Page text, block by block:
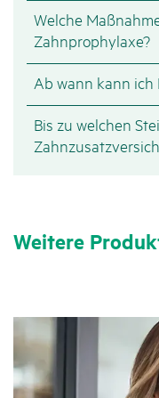
Welche
Zahnprophylaxe?
Ab wann kann
Bis zu welchen
Weitere